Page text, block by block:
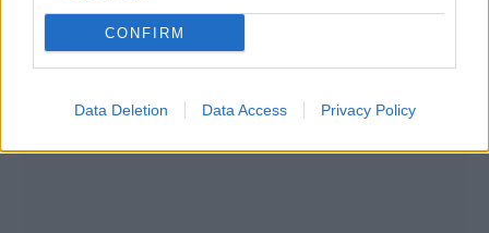
CONFIRM
Data Deletion Data Access Privacy Policy
Ο Geralt επιστρέφει! Πρώτη παρουσίαση του
Gamescom